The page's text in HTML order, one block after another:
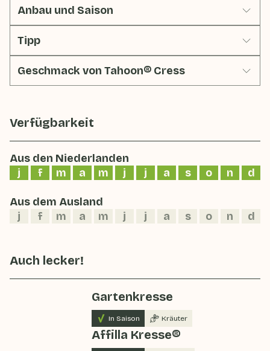
Anbau und Saison
Tipp
Geschmack von Tahoon® Cress
Verfügbarkeit
Aus den Niederlanden
j
f m a m j j a s o n d
Aus dem Ausland
j
f m a m j j a s o n d
Auch lecker!
Gartenkresse
In Saison Kräuter
Affilla Kresse®